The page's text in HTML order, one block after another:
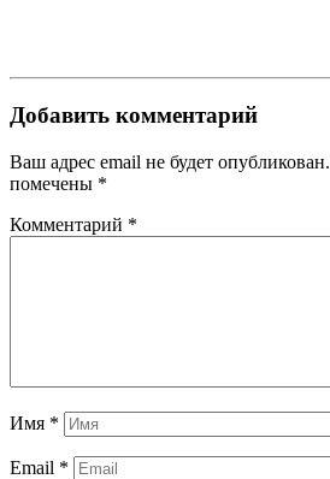
Добавить комментарий
Ваш адрес email не будет опубликован.
помечены *
Комментарий *
Имя *
Email *